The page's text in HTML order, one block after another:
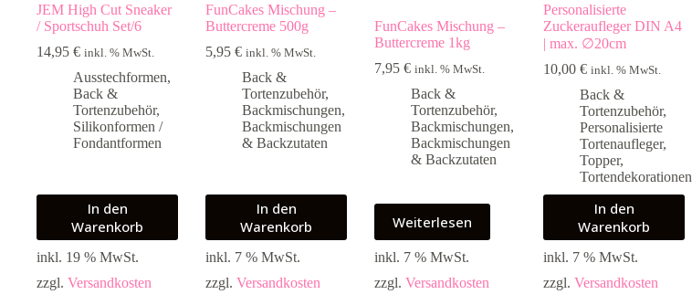
JEM High Cut Sneaker
/ Sportschuh Set/6
14,95 € inkl. % MwSt.
Ausstechformen,
Back &
Tortenzubehör,
Silikonformen /
Fondantformen
In den
Warenkorb
inkl. 19 % MwSt.
zzgl. Versandkosten
FunCakes Mischung –
Buttercreme 500g
5,95 € inkl. % MwSt.
Back &
Tortenzubehör,
Backmischungen,
Backmischungen
& Backzutaten
In den
Warenkorb
inkl. 7 % MwSt.
zzgl. Versandkosten
FunCakes Mischung –
Buttercreme 1kg
7,95 € inkl. % MwSt.
Back &
Tortenzubehör,
Backmischungen,
Backmischungen
& Backzutaten
Weiterlesen
inkl. 7 % MwSt.
zzgl. Versandkosten
Personalisierte
Zuckeraufleger DIN A4
| max. ∅20cm
10,00 € inkl. % MwSt.
Back &
Tortenzubehör,
Personalisierte
Tortenaufleger,
Topper,
Tortendekorationen
In den
Warenkorb
inkl. 7 % MwSt.
zzgl. Versandkosten